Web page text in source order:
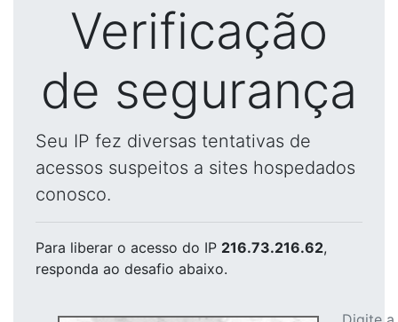
Verificação
de segurança
Seu IP fez diversas tentativas de
acessos suspeitos a sites hospedados
conosco.
Para liberar o acesso do IP 216.73.216.62,
responda ao desafio abaixo.